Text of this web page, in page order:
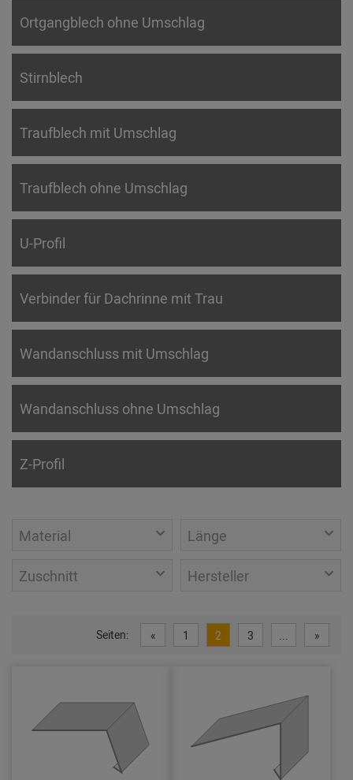
Ortgangblech ohne Umschlag
Stirnblech
Traufblech mit Umschlag
Traufblech ohne Umschlag
U-Profil
Verbinder für Dachrinne mit Trau
Wandanschluss mit Umschlag
Wandanschluss ohne Umschlag
Z-Profil
Material Länge
Zuschnitt Hersteller
Seiten: « 1 2 3 ... »